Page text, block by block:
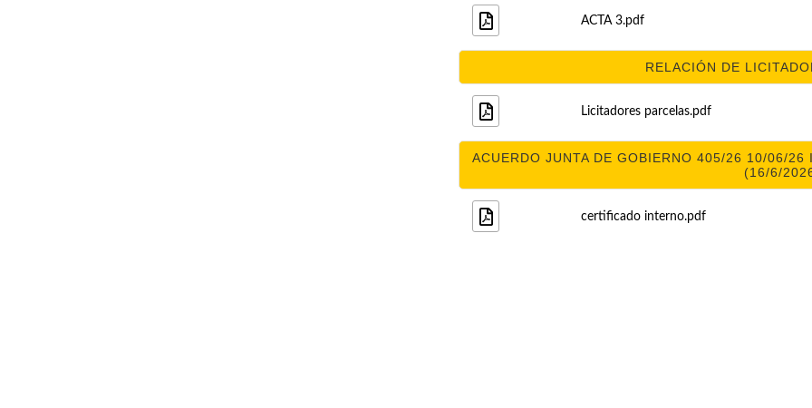
ACTA 3.pdf
RELACIÓN DE
Licitadores parcelas.pdf
ACUERDO JUNTA DE GOBIERNO 405/26 10/06/26
(16/6/
certificado interno.pdf